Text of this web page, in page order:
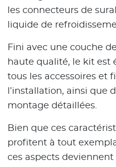
les connecteurs de
liquide de
Fini avec une couche
haute qualité, le kit est
tous les accessoires et
l’installation, ainsi que
montage détaillées.
Bien que ces
profitent à tout
ces aspects